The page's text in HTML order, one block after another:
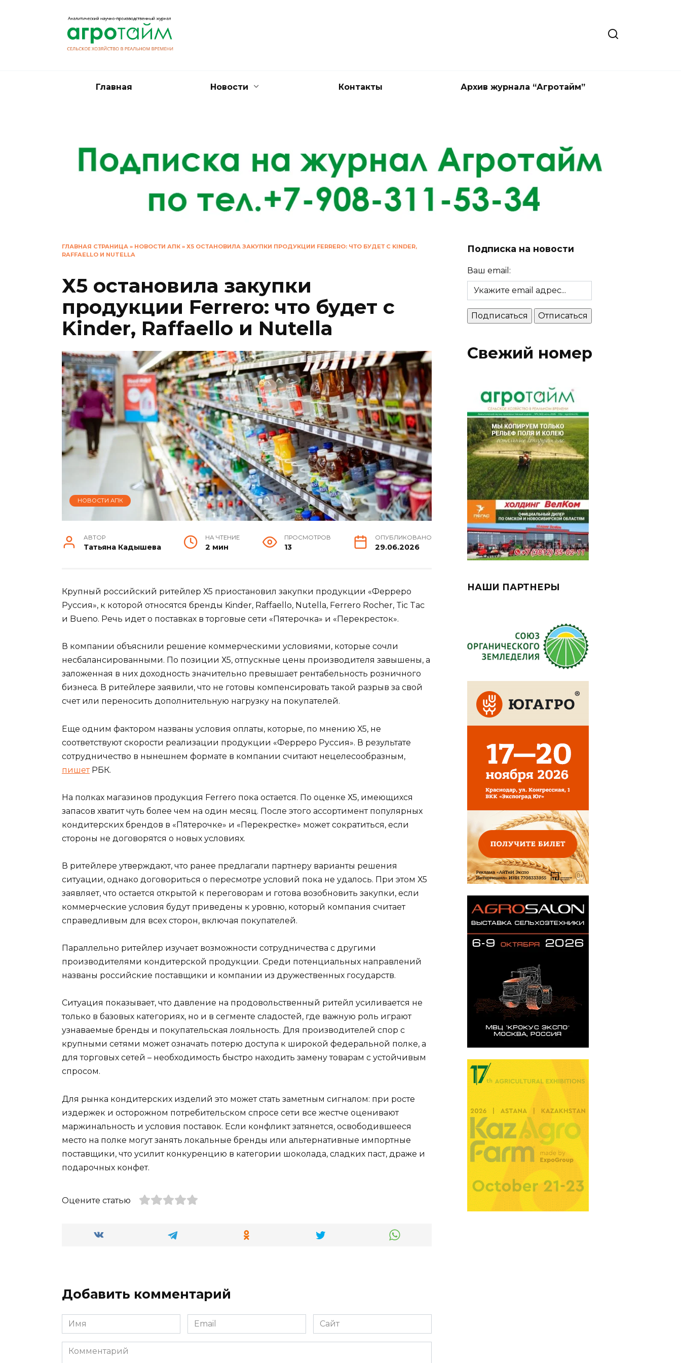
Главная Новости Контакты Архив журнала “Агротайм”
ГЛАВНАЯ СТРАНИЦА » НОВОСТИ АПК » Х5 ОСТАНОВИЛА ЗАКУПКИ ПРОДУКЦИИ FERRERO: ЧТО БУДЕТ С KINDER,
RAFFAELLO И NUTELLA
Х5 остановила закупки
продукции Ferrero: что будет с
Kinder, Raffaello и Nutella
НОВОСТИ АПК
АВТОР
Татьяна Кадышева
НА ЧТЕНИЕ
2 мин
ПРОСМОТРОВ
13
ОПУБЛИКОВАНО
29.06.2026
Крупный российский ритейлер Х5 приостановил закупки продукции «Ферреро
Руссия», к которой относятся бренды Kinder, Raffaello, Nutella, Ferrero Rocher, Tic Tac
и Bueno. Речь идет о поставках в торговые сети «Пятерочка» и «Перекресток».
В компании объяснили решение коммерческими условиями, которые сочли
несбалансированными. По позиции Х5, отпускные цены производителя завышены, а
заложенная в них доходность значительно превышает рентабельность розничного
бизнеса. В ритейлере заявили, что не готовы компенсировать такой разрыв за свой
счет или переносить дополнительную нагрузку на покупателей.
Еще одним фактором названы условия оплаты, которые, по мнению Х5, не
соответствуют скорости реализации продукции «Ферреро Руссия». В результате
сотрудничество в нынешнем формате в компании считают нецелесообразным,
пишетРБК.
На полках магазинов продукция Ferrero пока остается. По оценке Х5, имеющихся
запасов хватит чуть более чем на один месяц. После этого ассортимент популярных
кондитерских брендов в «Пятерочке» и «Перекрестке» может сократиться, если
стороны не договорятся о новых условиях.
В ритейлере утверждают, что ранее предлагали партнеру варианты решения
ситуации, однако договориться о пересмотре условий пока не удалось. При этом Х5
заявляет, что остается открытой к переговорам и готова возобновить закупки, если
коммерческие условия будут приведены к уровню, который компания считает
справедливым для всех сторон, включая покупателей.
Параллельно ритейлер изучает возможности сотрудничества с другими
производителями кондитерской продукции. Среди потенциальных направлений
названы российские поставщики и компании из дружественных государств.
Ситуация показывает, что давление на продовольственный ритейл усиливается не
только в базовых категориях, но и в сегменте сладостей, где важную роль играют
узнаваемые бренды и покупательская лояльность. Для производителей спор с
крупными сетями может означать потерю доступа к широкой федеральной полке, а
для торговых сетей – необходимость быстро находить замену товарам с устойчивым
спросом.
Для рынка кондитерских изделий это может стать заметным сигналом: при росте
издержек и осторожном потребительском спросе сети все жестче оценивают
маржинальность и условия поставок. Если конфликт затянется, освободившееся
место на полке могут занять локальные бренды или альтернативные импортные
поставщики, что усилит конкуренцию в категории шоколада, сладких паст, драже и
подарочных конфет.
Оцените статью
Добавить комментарий
Имя
*
Email
*
Сайт
Комментарий
Подписка на новости
Ваш email:
Свежий номер
НАШИ ПАРТНЕРЫ